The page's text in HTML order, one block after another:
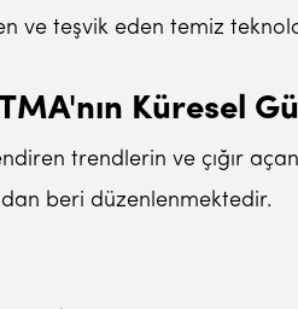
ve teşvik eden temiz
Küresel
trendlerin ve çığır
beri düzenlenmektedir.